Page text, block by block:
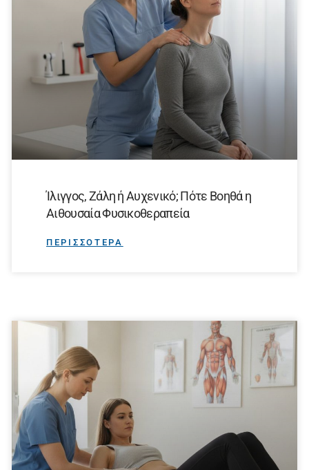
Ίλιγγος, Ζάλη ή Αυχενικό; Πότε Βοηθά η
Αιθουσαία Φυσικοθεραπεία
ΠΕΡΙΣΣΟΤΕΡΑ